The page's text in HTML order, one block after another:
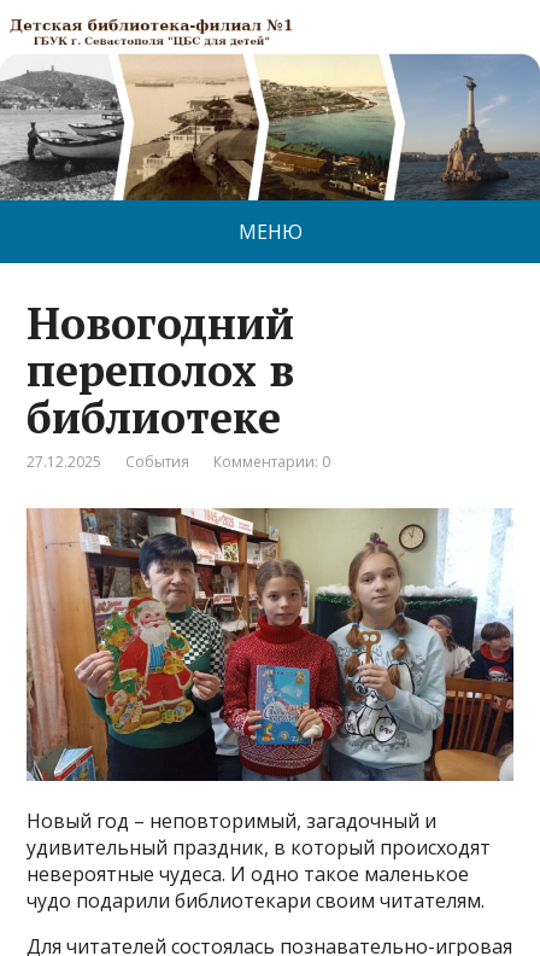
МЕНЮ
Новогодний
переполох в
библиотеке
27.12.2025 События Комментарии: 0
Новый год – неповторимый, загадочный и
удивительный праздник, в который происходят
невероятные чудеса. И одно такое маленькое
чудо подарили библиотекари своим читателям.
Для читателей состоялась познавательно-игровая